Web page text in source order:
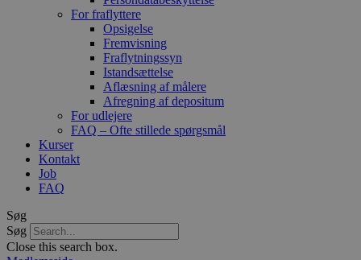
For fraflyttere
Opsigelse
Fremvisning
Fraflytningssyn
Istandsættelse
Aflæsning af målere
Afregning af depositum
For udlejere
FAQ – Ofte stillede spørgsmål
Kurser
Kontakt
Job
FAQ
Søg
Søg
Close this search box.